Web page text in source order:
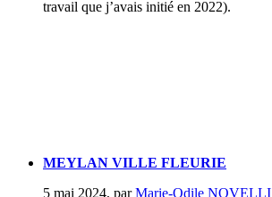
travail que j’avais initié en 2022).
MEYLAN VILLE FLEURIE
5 mai 2024, parMarie-Odile NOVELLI